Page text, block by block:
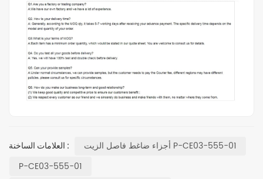
العلامات الساخنة :
أجزاء ضاغط فاصل الزيت P-CE03-555-01
P-CE03-555-01